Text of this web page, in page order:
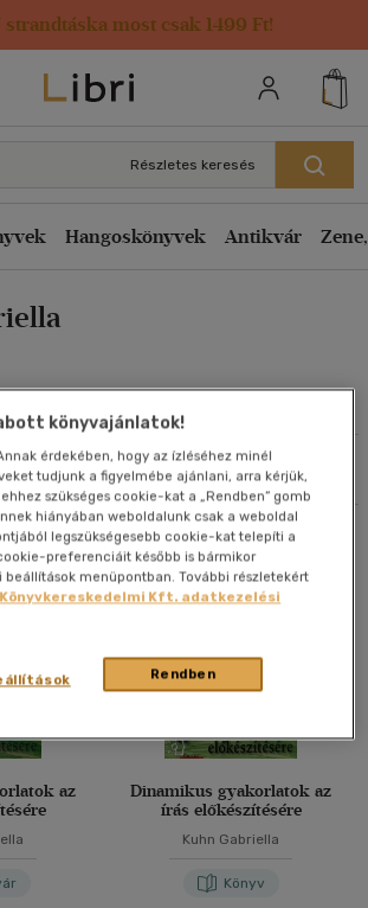
strandtáska most csak 1499 Ft!
Kártya adatai
Részletes keresés
Hangoskönyvek Antikvár
Rendezés
csökkenő
szerint csökkenő
A-Z
A-Z
Alkalmaz
Összesen3db
az
Dinamikus gyakorlatok az
írás előkészítésére
Kuhn Gabriella
Könyv
könyvajánlatok!
érdekében, hogy az ízléséhez minél
tudjunk a figyelmébe ajánlani, arra kérjük,
szükséges cookie-kat a „Rendben” gomb
hiányában weboldalunk csak a weboldal
legszükségesebb cookie-kat telepíti a
preferenciáit később is bármikor
beállítások menüpontban. További részletekért
Kft. adatkezelési
Rendben